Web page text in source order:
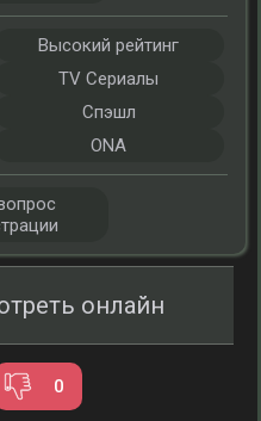
онлайн
0
Высокий рейтинг
TV Сериалы
Спэшл
ONA